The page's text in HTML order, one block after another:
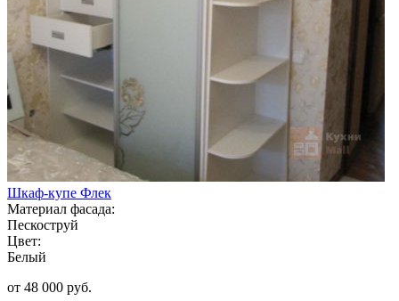
Шкаф-купе Флек
Материал фасада:
Пескоструй
Цвет:
Белый
от 48 000 руб.